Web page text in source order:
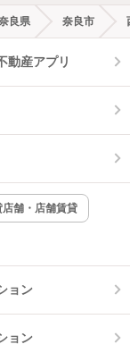
ス
ロック
ーネット無料
良県 奈良市
動産アプリ
店舗・店舗賃貸
ョン
ョン